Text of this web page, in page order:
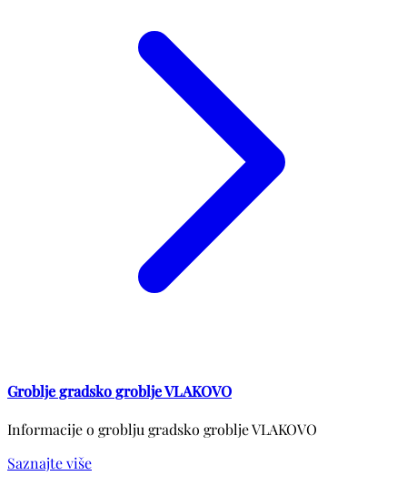
Groblje gradsko groblje VLAKOVO
Informacije o groblju gradsko groblje VLAKOVO
Saznajte više